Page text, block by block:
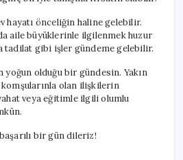
hayatı önceliğin haline gelebilir.
aile büyüklerinle ilgilenmek huzur
tadilat gibi işler gündeme gelebilir.
olduğu bir gündesin. Yakın
olan ilişkilerin
veya eğitimle ilgili olumlu
bir gün dileriz!